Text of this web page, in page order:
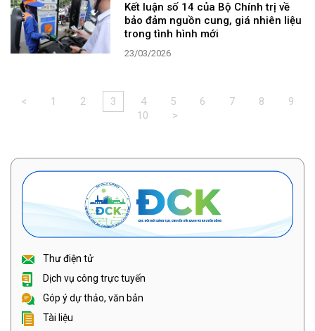
Kết luận số 14 của Bộ Chính trị về
bảo đảm nguồn cung, giá nhiên liệu
trong tình hình mới
23/03/2026
< 1 2 3 4 5 6 7 8
9
10
>
Thư điện tử
Dịch vụ công trực tuyến
Góp ý dự thảo, văn bản
Tài liệu